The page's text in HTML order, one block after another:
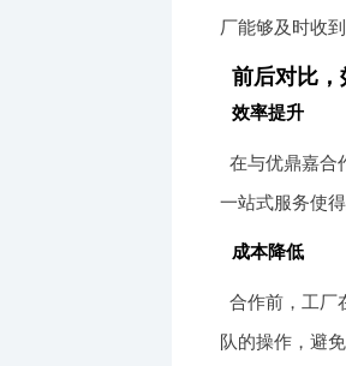
厂能够及时收
前后对比，
效率提升
在与优鼎嘉合
一站式服务使
成本降低
合作前，工厂
队的操作，避